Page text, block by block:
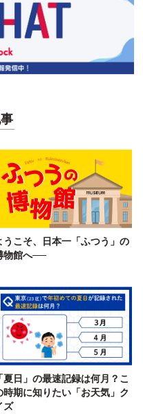
うこそ、日本一「ふつう」の
物館へ──
「夏日」の最速記録は何月？こ
時期に知りたい「お天気」ク
ズ